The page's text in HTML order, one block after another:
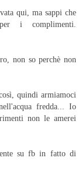
qui, ma sappi che
i complimenti.
non so perchè non
quindi armiamoci
fredda... Io
non le amerei
su fb in fatto di